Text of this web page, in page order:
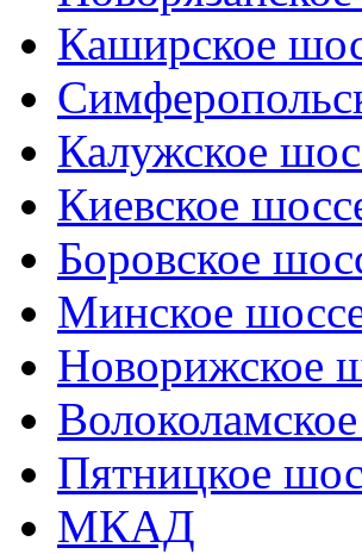
Каширское
Калужское
Киевское
Боровское
Минское
Новорижское
Пятницкое
МКАД